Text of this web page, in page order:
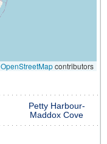
OpenStreetMapcontributors
Petty Harbour-
Maddox Cove